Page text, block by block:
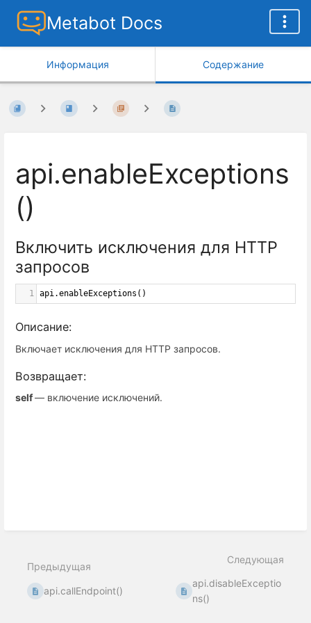
Metabot Docs
Информация Содержание
api.enableExceptions
()
Включить исключения для HTTP
запросов
1 api .enableExceptions ()
Описание:
Включает исключения для HTTP запросов.
Возвращает:
self— включение исключений.
Предыдущая
api.callEndpoint()
Следующая
api.disableExceptio
ns()